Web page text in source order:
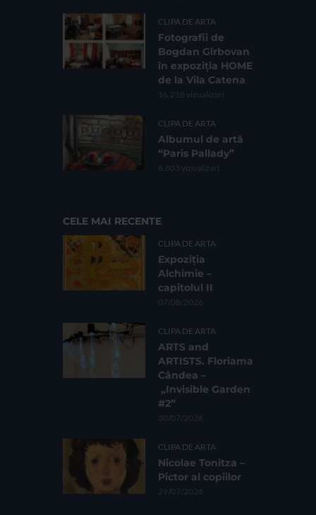
CLIPA DE ARTA
Fotografii de
Bogdan Gîrbovan
în expoziția HOME
de la Vila Catena
16.218 vizualizari
CLIPA DE ARTA
Albumul de artă
“Paris Pallady”
6.603 vizualizari
CELE MAI RECENTE
CLIPA DE ARTA
Expoziția
Alchimie –
capitolul II
07/08/2026
CLIPA DE ARTA
ARTS and
ARTISTS. Floriama
Cândea –
„Invisible Garden
#2”
30/07/2026
CLIPA DE ARTA
Nicolae Tonitza –
Pictor al copiilor
29/07/2026